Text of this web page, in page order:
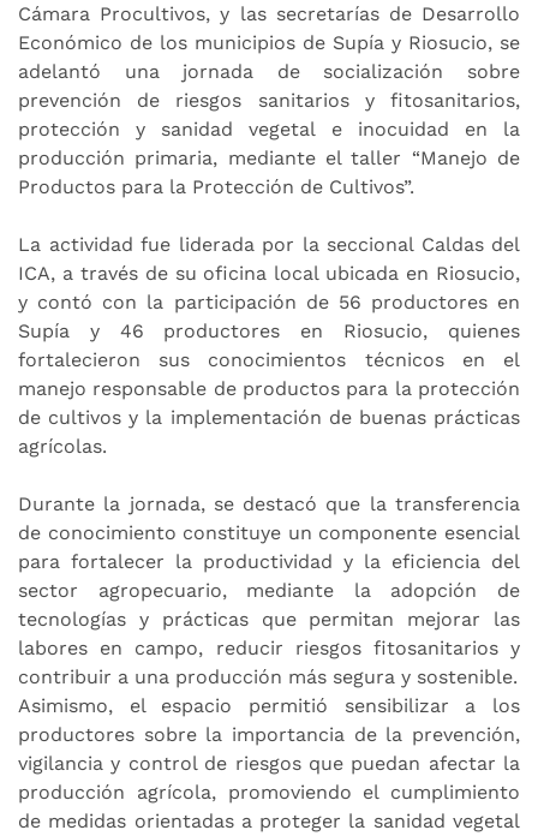
Cámara Procultivos, y lassecretarías de Desarrollo
Económico de los municipios de Supía y Riosucio, se
adelantó una jornada de socialización sobre
prevención de riesgos sanitarios y fitosanitarios,
protección y sanidad vegetal e inocuidad en la
producción primaria, mediante el taller “Manejo de
Productos para la Protección de Cultivos”.
La actividad fue liderada por la seccional Caldas del
ICA, a través de su oficina local ubicada en Riosucio,
y contó con la participación de 56 productores en
Supía y 46 productores en Riosucio, quienes
fortalecieron sus conocimientos técnicos en el
manejo responsable de productos para la protección
de cultivos y la implementación de buenas prácticas
agrícolas.
Durante la jornada, se destacó que la transferencia
de conocimiento constituye un componente esencial
para fortalecer la productividad y la eficiencia del
sector agropecuario, mediante la adopción de
tecnologías y prácticas que permitan mejorar las
labores en campo, reducir riesgos fitosanitarios y
contribuir a una producción más segura y sostenible.
Asimismo, el espacio permitió sensibilizar a los
productores sobre la importancia de la prevención,
vigilancia y control de riesgos que puedan afectar la
producción agrícola, promoviendo el cumplimiento
de medidas orientadas a proteger la sanidad vegetal